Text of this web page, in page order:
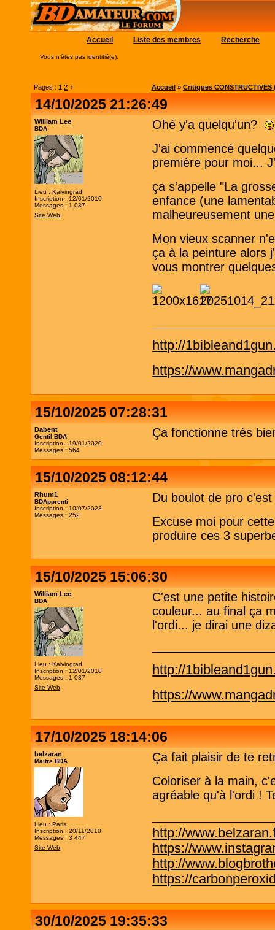
Accueil Liste des membres Recherche
Vous n'êtes pas identifié(e).
Pages : 1 2 › Accueil » Critiques
14/10/2025 21:26:49
William Lee
BDA
Lieu : Kalvingrad
Inscription : 12/01/2010
Messages : 1 037
Site Web
Ohé y'a quelqu'un?
J'ai commencé
première pour moi...
ça s'appelle "La
enfance (une
malheureusement
Mon vieux scanner
ça à la peinture alors
vous montrer
http://
https://
15/10/2025 07:28:31
Dabent
Gentil BDA
Inscription : 19/01/2020
Messages : 564
Ça fonctionne très
15/10/2025 08:12:44
Rhum1
BDApprenti
Inscription : 10/07/2023
Messages : 252
Du boulot de pro
Excuse moi pour
produire ces 3
15/10/2025 15:06:30
William Lee
BDA
Lieu : Kalvingrad
Inscription : 12/01/2010
Messages : 1 037
Site Web
C'est une petite
couleur... au final ça
l'ordi... je dirai une
http://
https://
17/10/2025 18:14:06
belzaran
Maitre BDA
Lieu : Paris
Inscription : 20/11/2010
Messages : 3 447
Site Web
Ça fait plaisir de te
Coloriser à la main,
agréable qu'à l'ordi !
http://
https://
http://
https://
30/10/2025 19:35:33